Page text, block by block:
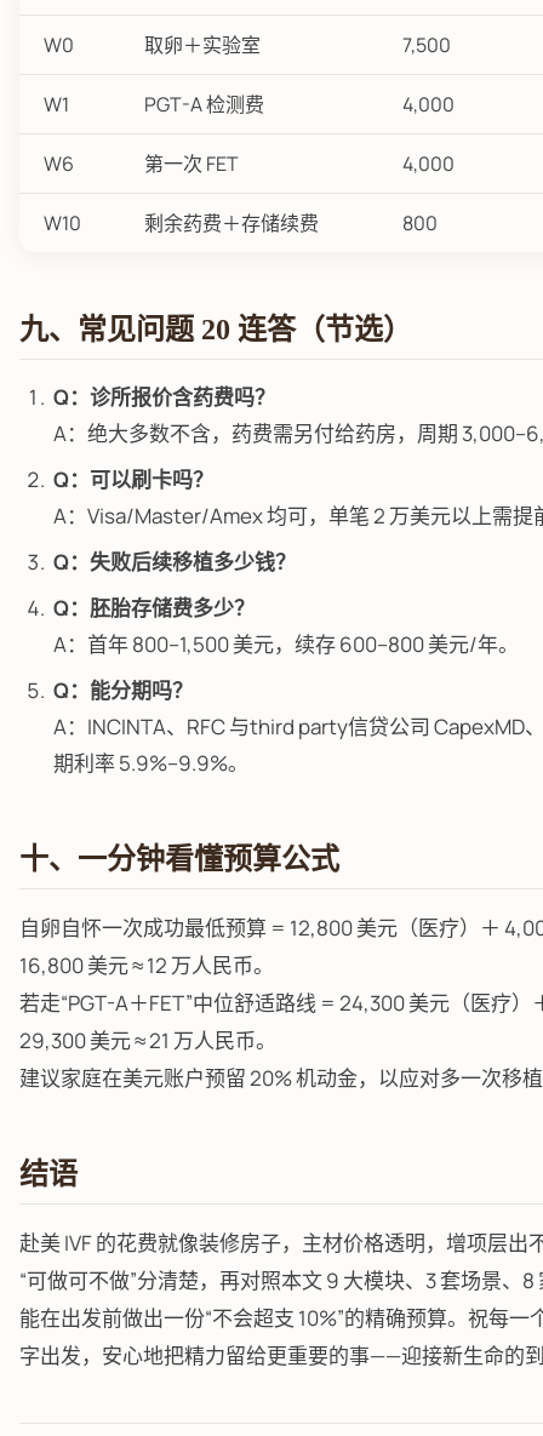
W0 取卵＋实验室 7,500
W1 PGT-A 检测费 4,000
W6 第一次 FET 4,000
W10 剩余药费＋存储续费 800
九、常见问题 20 连答（节选）
Q：诊所报价含药费吗？
A：绝大多数不含，药费需另付给药房，周期
Q：可以刷卡吗？
A：Visa/Master/Amex 均可，单笔 2 万美元以上需提
Q：失败后续移植多少钱？
Q：胚胎存储费多少？
A：首年 800–1,500 美元，续存 600–800 美元/年。
Q：能分期吗？
A：INCINTA、RFC 与third party信贷公司 CapexMD
期利率 5.9%–9.9%。
十、一分钟看懂预算公式
自卵自怀一次成功最低预算 = 12,800 美元（医疗）＋
16,800 美元 ≈ 12 万人民币。
若走“PGT-A＋FET”中位舒适路线 = 24,300 美元（医疗
29,300 美元 ≈ 21 万人民币。
建议家庭在美元账户预留 20% 机动金，以应对多一次移
结语
赴美 IVF 的花费就像装修房子，主材价格透明，增项层出
“可做可不做”分清楚，再对照本文 9 大模块、3 套场景、
能在出发前做出一份“不会超支 10%”的精确预算。祝每
字出发，安心地把精力留给更重要的事——迎接新生命的